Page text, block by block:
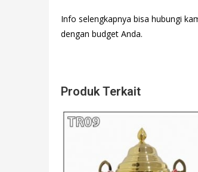
Info selengkapnya bisa hubungi
dengan budget Anda.
Produk Terkait